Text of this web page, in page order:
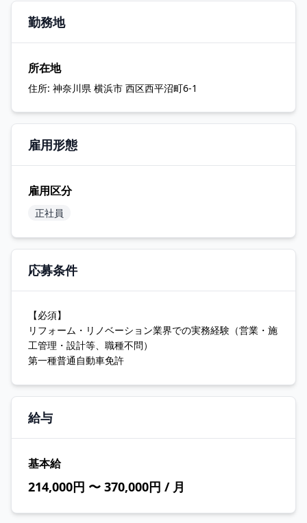
勤務地
所在地
住所: 神奈川県 横浜市 西区西平沼町6-1
雇用形態
雇用区分
正社員
応募条件
【必須】
リフォーム・リノベーション業界での実務経験（営業・施
工管理・設計等、職種不問）
第一種普通自動車免許
給与
基本給
214,000円 〜 370,000円 / 月